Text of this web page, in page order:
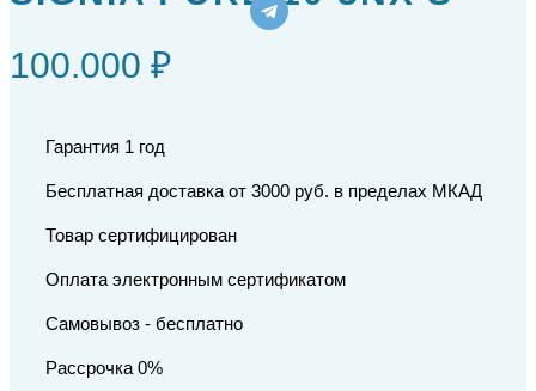
100.000 ₽
Гарантия 1 год
Бесплатная доставка от 3000 руб. в пределах МКАД
Товар сертифицирован
Оплата электронным сертификатом
Самовывоз - бесплатно
Рассрочка 0%